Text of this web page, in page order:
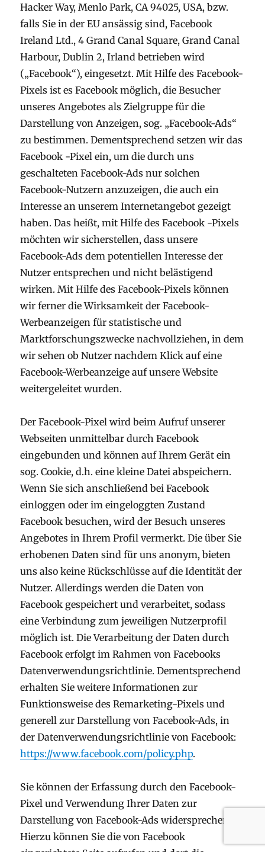
Hacker Way, Menlo Park, CA 94025, USA, bzw.
falls Sie in der EU ansässig sind, Facebook
Ireland Ltd., 4 Grand Canal Square, Grand Canal
Harbour, Dublin 2, Irland betrieben wird
(„Facebook“), eingesetzt. Mit Hilfe des Facebook-
Pixels ist es Facebook möglich, die Besucher
unseres Angebotes als Zielgruppe für die
Darstellung von Anzeigen, sog. „Facebook-Ads“
zu bestimmen. Dementsprechend setzen wir das
Facebook -Pixel ein, um die durch uns
geschalteten Facebook-Ads nur solchen
Facebook-Nutzern anzuzeigen, die auch ein
Interesse an unserem Internetangebot gezeigt
haben. Das heißt, mit Hilfe des Facebook -Pixels
möchten wir sicherstellen, dass unsere
Facebook-Ads dem potentiellen Interesse der
Nutzer entsprechen und nicht belästigend
wirken. Mit Hilfe des Facebook-Pixels können
wir ferner die Wirksamkeit der Facebook-
Werbeanzeigen für statistische und
Marktforschungszwecke nachvollziehen, in dem
wir sehen ob Nutzer nachdem Klick auf eine
Facebook-Werbeanzeige auf unsere Website
weitergeleitet wurden.
Der Facebook-Pixel wird beim Aufruf unserer
Webseiten unmittelbar durch Facebook
eingebunden und können auf Ihrem Gerät ein
sog. Cookie, d.h. eine kleine Datei abspeichern.
Wenn Sie sich anschließend bei Facebook
einloggen oder im eingeloggten Zustand
Facebook besuchen, wird der Besuch unseres
Angebotes in Ihrem Profil vermerkt. Die über Sie
erhobenen Daten sind für uns anonym, bieten
uns also keine Rückschlüsse auf die Identität der
Nutzer. Allerdings werden die Daten von
Facebook gespeichert und verarbeitet, sodass
eine Verbindung zum jeweiligen Nutzerprofil
möglich ist. Die Verarbeitung der Daten durch
Facebook erfolgt im Rahmen von Facebooks
Datenverwendungsrichtlinie. Dementsprechend
erhalten Sie weitere Informationen zur
Funktionsweise des Remarketing-Pixels und
generell zur Darstellung von Facebook-Ads, in
der Datenverwendungsrichtlinie von Facebook:
https://www.facebook.com/policy.php.
Sie können der Erfassung durch den Facebook-
Pixel und Verwendung Ihrer Daten zur
Darstellung von Facebook-Ads widersprechen.
Hierzu können Sie die von Facebook